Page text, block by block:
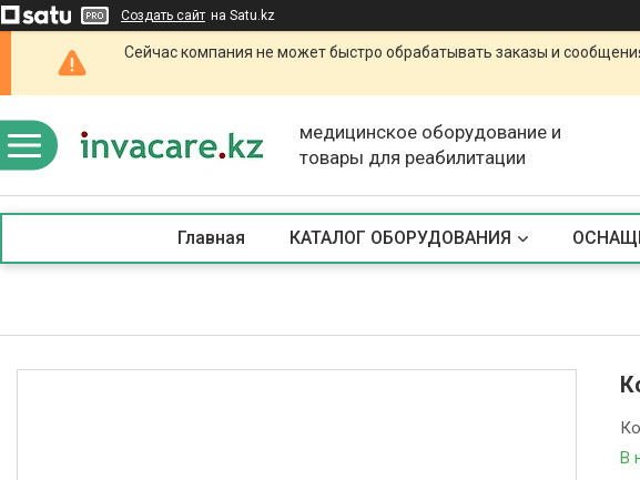
Создать сайт на Satu.kz
Сейчас компания не может быстро обрабатывать заказы и
медицинское оборудование и
товары для реабилитации
Главная КАТАЛОГ ОБОРУДОВАНИЯ
В